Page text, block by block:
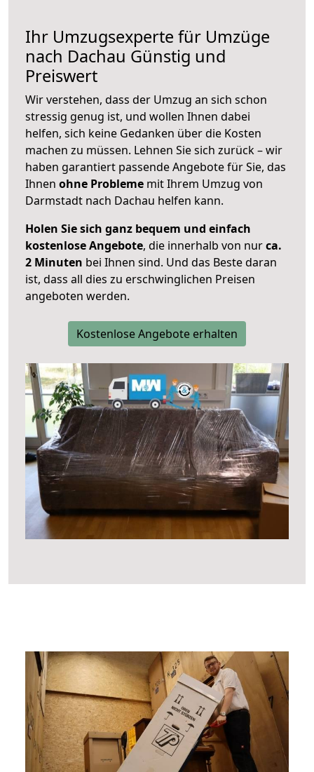
Ihr Umzugsexperte für Umzüge
nach Dachau Günstig und
Preiswert
Wir verstehen, dass der Umzug an sich schon
stressig genug ist, und wollen Ihnen dabei
helfen, sich keine Gedanken über die Kosten
machen zu müssen. Lehnen Sie sich zurück – wir
haben garantiert passende Angebote für Sie, das
Ihnen ohne Probleme mit Ihrem Umzug von
Darmstadt nach Dachau helfen kann.
Holen Sie sich ganz bequem und einfach
kostenlose Angebote, die innerhalb von nurca.
2 Minuten bei Ihnen sind. Und das Beste daran
ist, dass all dies zu erschwinglichen Preisen
angeboten werden.
Kostenlose Angebote erhalten